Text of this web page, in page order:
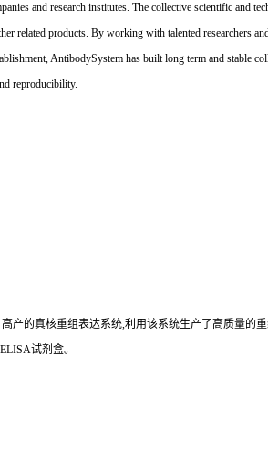
and research institutes. The collective scientific and
related products. By working with talented researchers
AntibodySystem has built long term and stable
reproducibility.
产的真核重组表达系统,利用该系统生产了高质量的
试剂盒。